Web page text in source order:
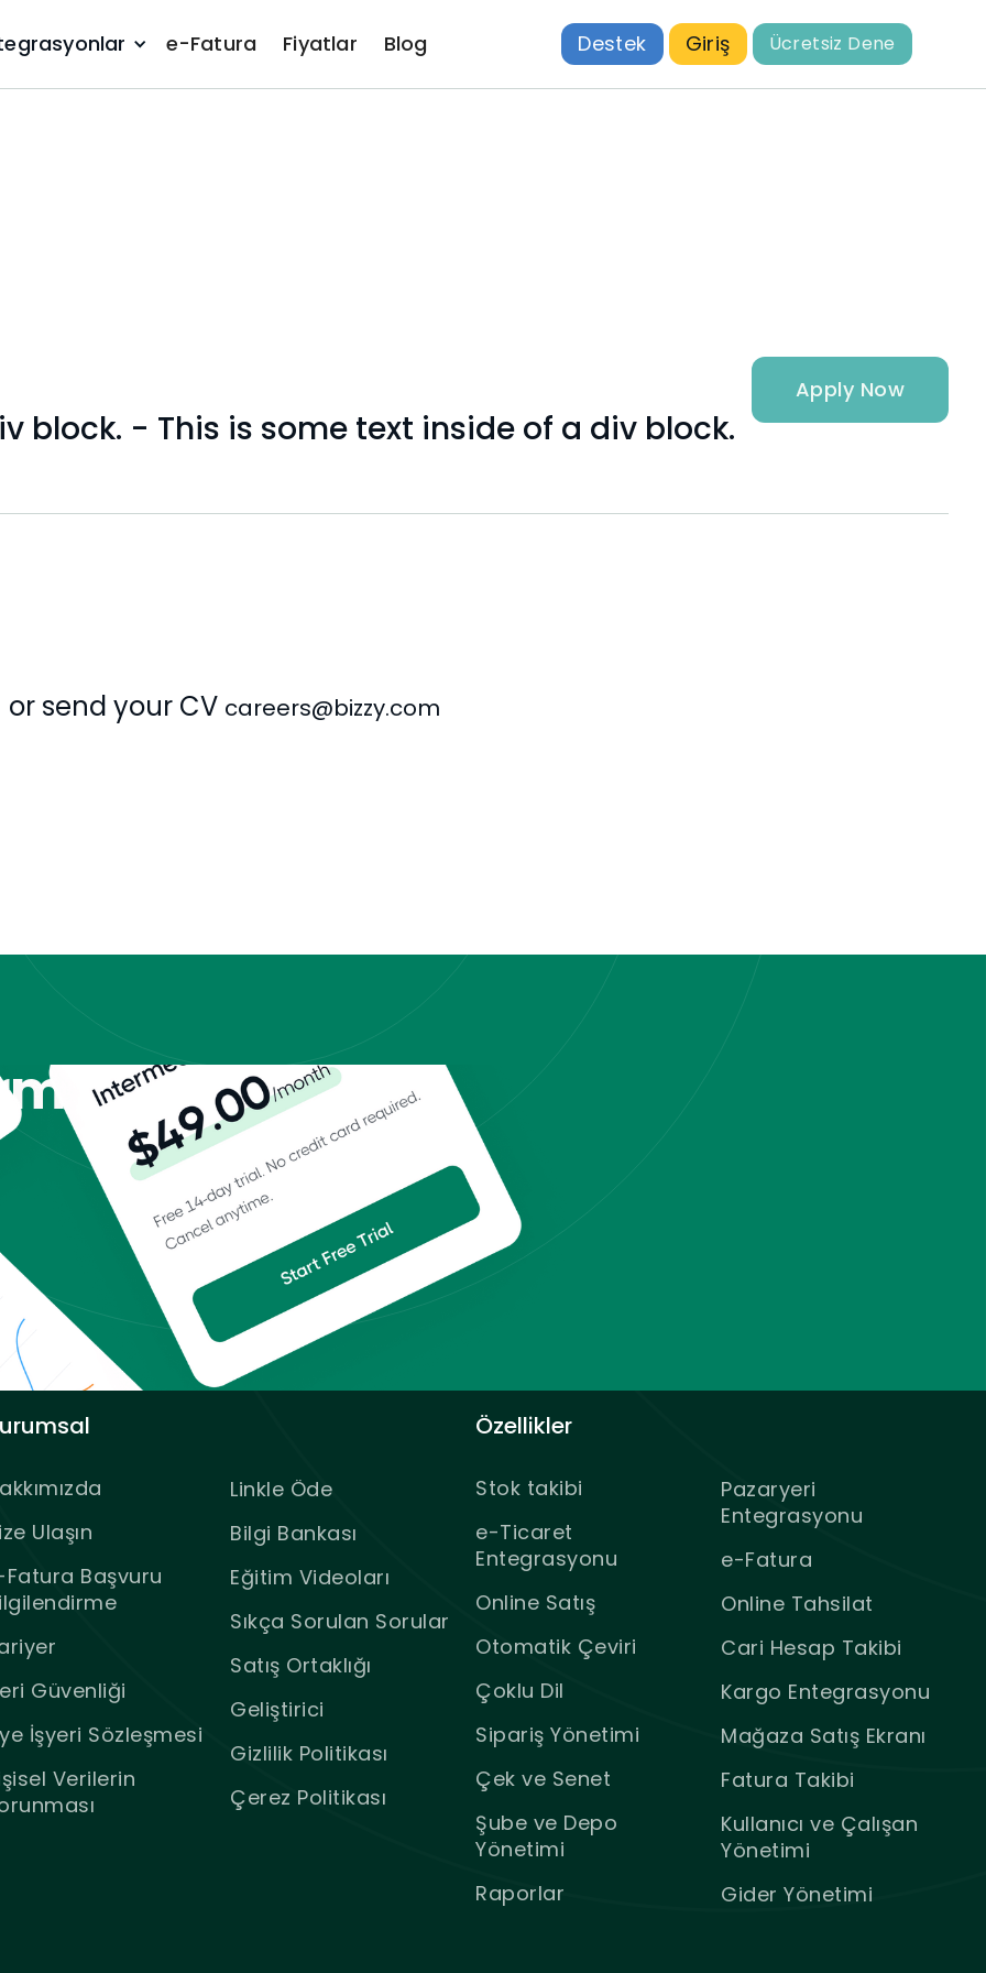
e-Fatura Fiyatlar Blog Destek Giriş Ücretsiz Dene
block. - This is some text inside of a div block.
Apply Now
or send your CV careers@bizzy.com
Ulaşın
Fatura Başvuru
Güvenliği
İşyeri Sözleşmesi
Verilerin
Linkle Öde
Bilgi Bankası
Eğitim Videoları
Sıkça Sorulan Sorular
Satış Ortaklığı
Geliştirici
Gizlilik Politikası
Çerez Politikası
Özellikler
Stok takibi
e-Ticaret
Entegrasyonu
Online Satış
Otomatik Çeviri
Çoklu Dil
Sipariş Yönetimi
Çek ve Senet
Şube ve Depo
Yönetimi
Raporlar
Pazaryeri
Entegrasyonu
e-Fatura
Online Tahsilat
Cari Hesap Takibi
Kargo Entegrasyonu
Mağaza Satış Ekranı
Fatura Takibi
Kullanıcı ve Çalışan
Yönetimi
Gider Yönetimi